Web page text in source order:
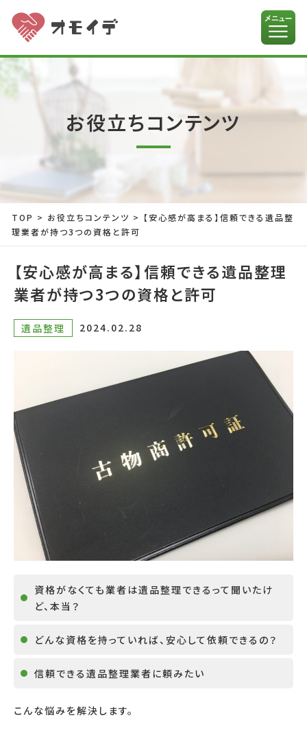
お役立ちコンテンツ
TOP > お役立ちコンテンツ > 【安心感が高まる】信頼できる遺品整
理業者が持つ3つの資格と許可
【安心感が高まる】信頼できる遺品整理
業者が持つ3つの資格と許可
遺品整理 2024.02.28
資格がなくても業者は遺品整理できるって聞いたけ
ど、本当？
どんな資格を持っていれば、安心して依頼できるの？
信頼できる遺品整理業者に頼みたい
こんな悩みを解決します。